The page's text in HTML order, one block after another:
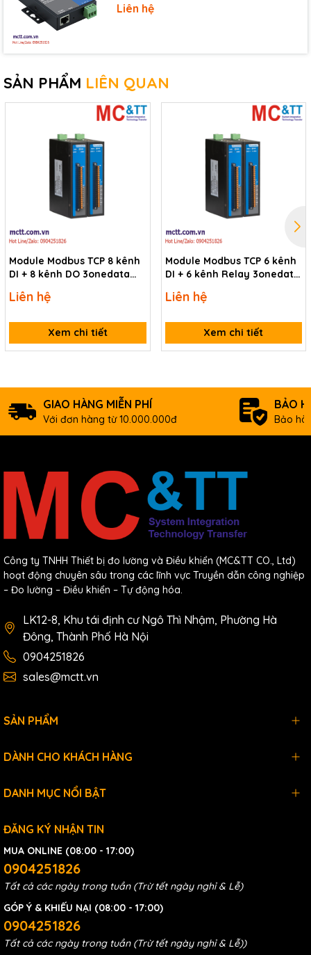
Liên hệ
SẢN PHẨM LIÊN QUAN
Module Modbus TCP 8 kênh
DI + 8 kênh DO 3onedata
8IO(DI)-8IO(DO)-TB-P(12-
Liên hệ
Xem chi tiết
Module Modbus TCP 6 kênh
DI + 6 kênh Relay 3onedata
6IO(DI)-6IO(RO)-TB-P(12-
Liên hệ
Xem chi tiết
GIAO HÀNG MIỄN PHÍ
Với đơn hàng từ 10.000.000đ
BẢO
Bảo
Công ty TNHH Thiết bị đo lường và Điều khiển (MC&TT CO., Ltd)
hoạt động chuyên sâu trong các lĩnh vực Truyền dẫn công nghiệp
– Đo lường – Điều khiển – Tự động hóa.
LK12-8, Khu tái định cư Ngô Thì Nhậm, Phường Hà
Đông, Thành Phố Hà Nội
0904251826
sales@mctt.vn
SẢN PHẨM
DÀNH CHO KHÁCH HÀNG
DANH MỤC NỔI BẬT
ĐĂNG KÝ NHẬN TIN
MUA ONLINE (08:00 - 17:00)
0904251826
Tất cả các ngày trong tuần (Trừ tết ngày nghỉ & Lễ)
GÓP Ý & KHIẾU NẠI (08:00 - 17:00)
0904251826
Tất cả các ngày trong tuần (Trừ tết ngày nghỉ & Lễ))